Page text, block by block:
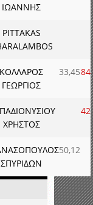
ΙΩΑΝΝΗΣ
PITTAKAS
ΚΟΛΛΑΡΟΣ
ΓΕΩΡΓΙΟΣ
33,4584
ΧΡΗΣΤΟΣ
42
ΣΠΥΡΙΔΩΝ
50,12